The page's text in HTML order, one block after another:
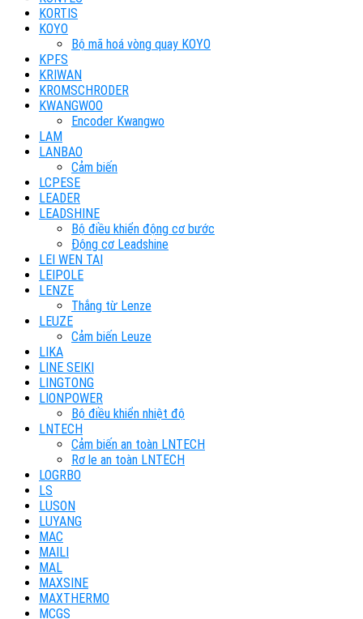
KORTIS
KOYO
Bộ mã hoá vòng quay KOYO
KPFS
KRIWAN
KROMSCHRODER
KWANGWOO
Encoder Kwangwo
LAM
LANBAO
Cảm biến
LCPESE
LEADER
LEADSHINE
Bộ điều khiển động cơ bước
Động cơ Leadshine
LEI WEN TAI
LEIPOLE
LENZE
Thắng từ Lenze
LEUZE
Cảm biến Leuze
LIKA
LINE SEIKI
LINGTONG
LIONPOWER
Bộ điều khiển nhiệt độ
LNTECH
Cảm biến an toàn LNTECH
Rơ le an toàn LNTECH
LOGRBO
LS
LUSON
LUYANG
MAC
MAILI
MAL
MAXSINE
MAXTHERMO
MCGS